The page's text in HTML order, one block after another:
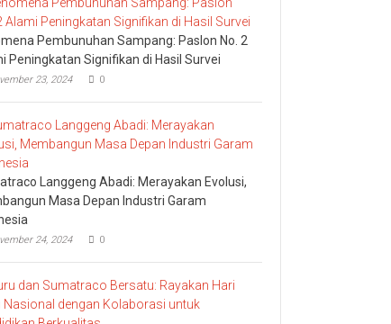
Pembunuhan Sampang: Paslon No. 2
Peningkatan Signifikan di Hasil Survei
23, 2024 0
Langgeng Abadi: Merayakan Evolusi,
Masa Depan Industri Garam
24, 2024 0